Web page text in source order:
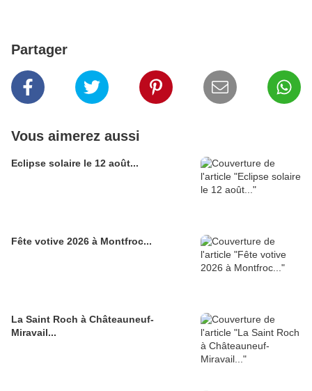
Partager
Vous aimerez aussi
Eclipse solaire le 12 août...
Fête votive 2026 à Montfroc...
La Saint Roch à Châteauneuf-
Miravail...